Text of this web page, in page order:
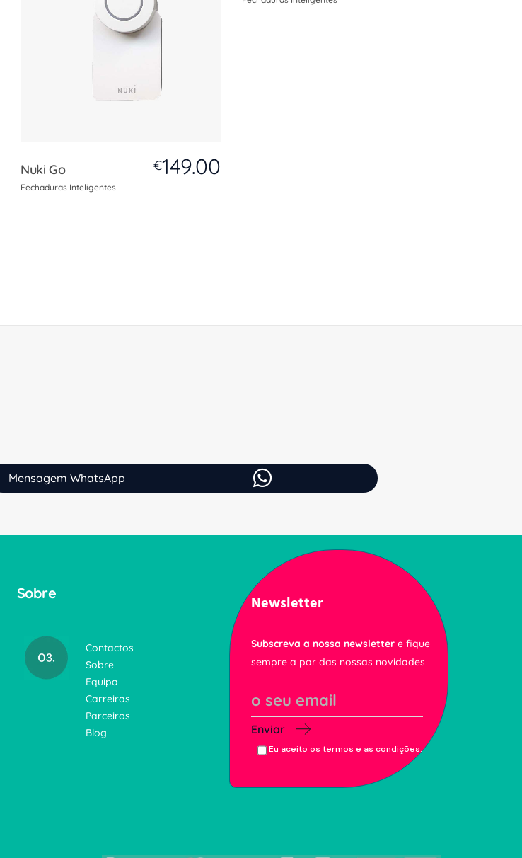
Nuki Go €149.00
Fechaduras Inteligentes
Mensagem WhatsApp
Sobre
Contactos
Sobre
Equipa
Carreiras
Parceiros
Blog
Newsletter
Subscreva a nossa newsletter e fique
sempre a par das nossas novidades
Enviar
Eu aceito os termos e as condições.